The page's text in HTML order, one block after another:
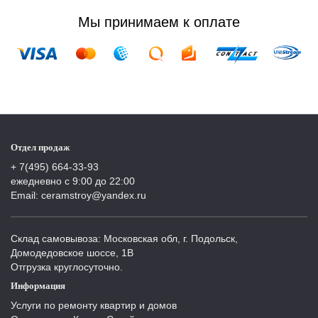
Мы принимаем к оплате
Отдел продаж
+ 7(495) 664-33-93
ежедневно с 9:00 до 22:00
Email: ceramstroy@yandex.ru
Склад самовывоза: Московская обл, г. Подольск,
Домодедовское шоссе, 1В
Отгрузка круглосуточно.
Информация
Услуги по ремонту квартир и домов